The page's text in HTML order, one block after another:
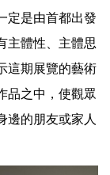
定是由首都出發
主體性、主體思
這期展覽的藝術
品之中，使觀眾
邊的朋友或家人